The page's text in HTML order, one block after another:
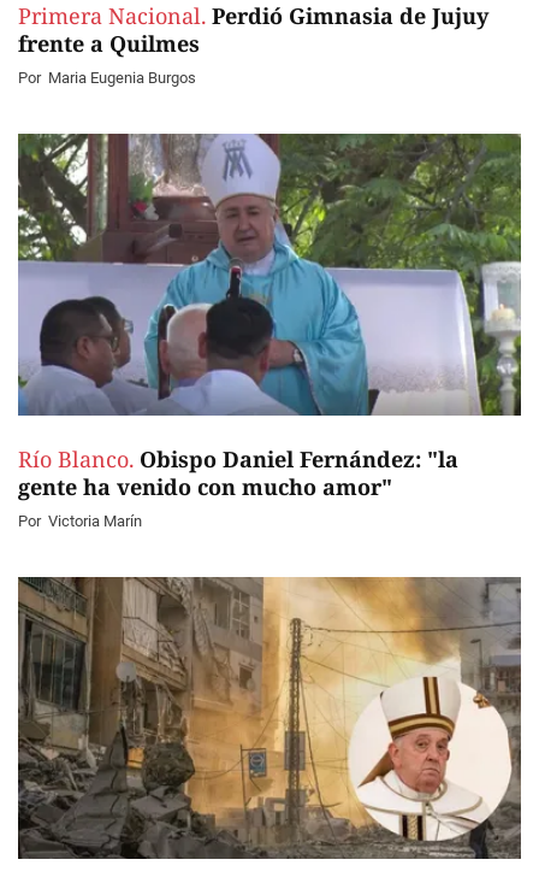
Primera Nacional. Perdió Gimnasia de Jujuy
frente a Quilmes
Por Maria Eugenia Burgos
Río Blanco. Obispo Daniel Fernández: "la
gente ha venido con mucho amor"
Por Victoria Marín